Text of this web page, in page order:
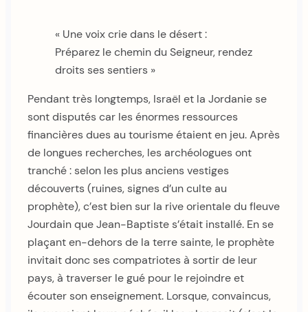
« Une voix crie dans le désert :
Préparez le chemin du Seigneur, rendez
droits ses sentiers »
Pendant très longtemps, Israël et la Jordanie se
sont disputés car les énormes ressources
financières dues au tourisme étaient en jeu. Après
de longues recherches, les archéologues ont
tranché : selon les plus anciens vestiges
découverts (ruines, signes d’un culte au
prophète), c’est bien sur la rive orientale du fleuve
Jourdain que Jean-Baptiste s’était installé. En se
plaçant en-dehors de la terre sainte, le prophète
invitait donc ses compatriotes à sortir de leur
pays, à traverser le gué pour le rejoindre et
écouter son enseignement. Lorsque, convaincus,